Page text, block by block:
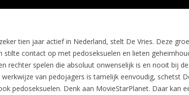
tien jaar actief in Nederland, stelt De Vries. Deze
stilte contact op met pedoseksuelen en lieten
rechter spelen die absoluut onwenselijk is en nooit bij
werkwijze van pedojagers is tamelijk eenvoudig, schetst
pedoseksuelen. Denk aan MovieStarPlanet. Daar